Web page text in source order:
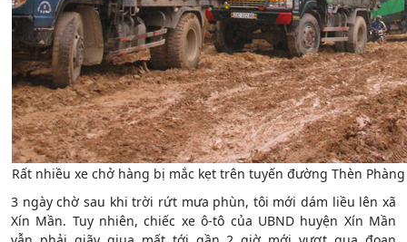
Rất nhiều xe chở hàng bị mắc kẹt trên tuyến đường Thèn
3 ngày chờ sau khi trời rứt mưa phùn, tôi mới dám liều lên xã
Xín Mần. Tuy nhiên, chiếc xe ô-tô của UBND huyện Xín Mần